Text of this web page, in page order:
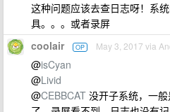
这种问题应该去查日志呀！系
具。。。或者录屏
coolair OP May 3, 2017 via
@isCyan
@Livid
@CEBBCAT 没开子系统，一